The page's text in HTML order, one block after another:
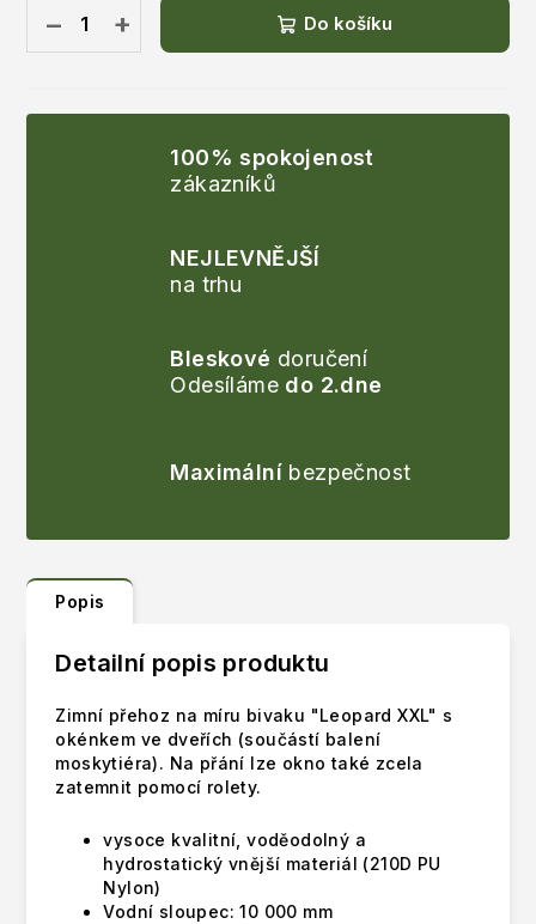
+
− Do košíku
100% spokojenost
zákazníků
NEJLEVNĚJŠÍ
na trhu
Bleskové doručení
Odesíláme do 2.dne
Maximální bezpečnost
Popis
Detailní popis produktu
Zimní přehoz na míru bivaku "Leopard XXL" s
okénkem ve dveřích (součástí balení
moskytiéra). Na přání lze okno také zcela
zatemnit pomocí rolety.
vysoce kvalitní, voděodolný a
hydrostatický vnější materiál (210D PU
Nylon)
Vodní sloupec: 10 000 mm